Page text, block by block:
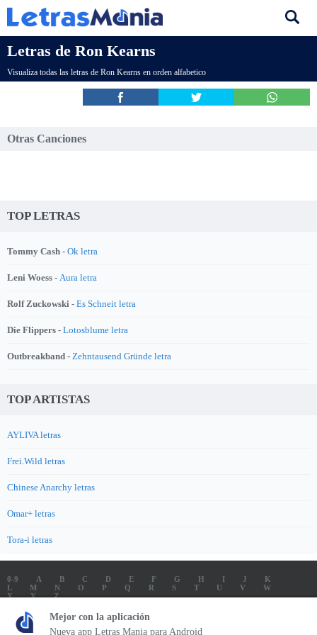
Letras de Ron Kearns
Visualiza todas las letras de Ron Kearns en orden alfabetico
Otras Canciones
TOP LETRAS
Tommy Cash - Ok letra
Leni Woess - Aura letra
Rolf Zuckowski - Es Schneit letra
Die Flippers - Lotosblume letra
Outbreakband - Zehntausend Gründe letra
TOP ARTISTAS
AYLIVA letras
Frei.Wild letras
Chinese Anarchy letras
Omar+ letras
Tora-i letras
0-9 A B C D E F G H I J
K
L
M N O P Q R S T U V
W
X
Y
Z
LETRAS
SOUNDTRACK LETRAS
TOP 100 LETRAS
ENVIA LETRAS
Mejor con la aplicación
Nueva app Letras Mania para Android